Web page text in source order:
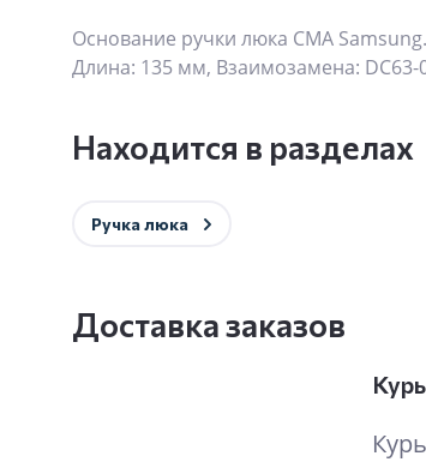
Основание ручки люка СМА
Длина: 135 мм, Взаимозамена: DC63-
Находится в разделах
Ручка люка
Доставка заказов